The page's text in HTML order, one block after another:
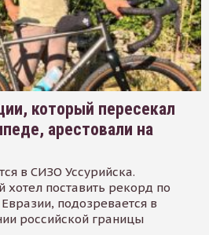
который пересекал
арестовали на
в СИЗО Уссурийска.
хотел поставить рекорд по
подозревается в
российской границы